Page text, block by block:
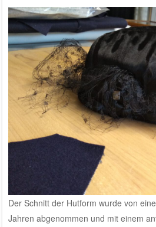
Der Schnitt der Hutform wurde von
Jahren abgenommen und mit einem